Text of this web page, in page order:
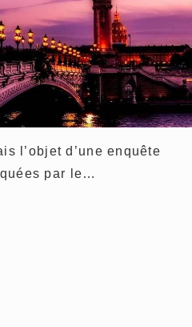
l’objet d’une enquête
par le…